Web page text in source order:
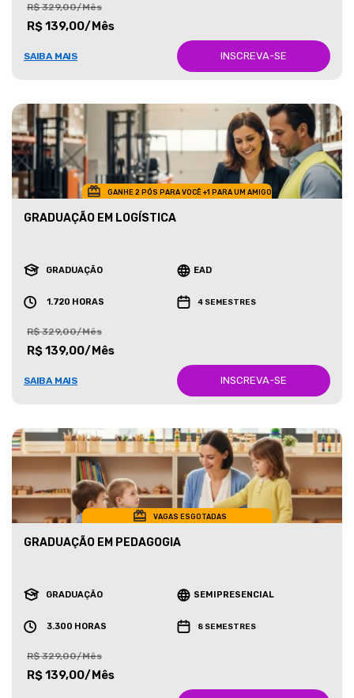
R$ 329,00/Mês
R$ 139,00/Mês
SAIBA MAIS INSCREVA-SE
GANHE 2 PÓS PARA VOCÊ +1 PARA UM AMIGO
GRADUAÇÃO EM LOGÍSTICA
GRADUAÇÃO EAD
1.720 HORAS 4 SEMESTRES
R$ 329,00/Mês
R$ 139,00/Mês
SAIBA MAIS INSCREVA-SE
VAGAS ESGOTADAS
GRADUAÇÃO EM PEDAGOGIA
GRADUAÇÃO SEMIPRESENCIAL
3.300 HORAS 8 SEMESTRES
R$ 329,00/Mês
R$ 139,00/Mês